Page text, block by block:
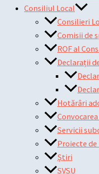
Consiliul Local
Consilieri
Comisii de
ROF al
Declarații
Hotărâri
Servicii
Proiecte
Știri
SVSU